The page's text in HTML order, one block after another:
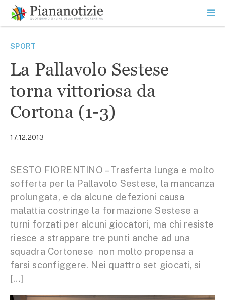
contenuto
SEARCH
SPORT
La Pallavolo Sestese
torna vittoriosa da
Cortona (1-3)
17.12.2013
SESTO FIORENTINO – Trasferta lunga e molto
sofferta per la Pallavolo Sestese, la mancanza
prolungata, e da alcune defezioni causa
malattia costringe la formazione Sestese a
turni forzati per alcuni giocatori, ma chi resiste
riesce a strappare tre punti anche ad una
squadra Cortonese non molto propensa a
farsi sconfiggere. Nei quattro set giocati, si
[…]